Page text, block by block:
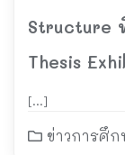
Structure
Thesis
[…]
ข่าวการศึก